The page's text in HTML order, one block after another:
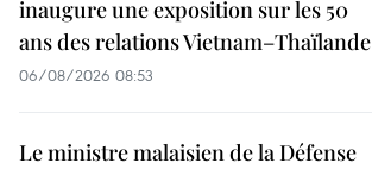
inaugure une exposition sur les 50
ans des relations Vietnam–Thaïlande
06/08/2026 08:53
Le ministre malaisien de la Défense